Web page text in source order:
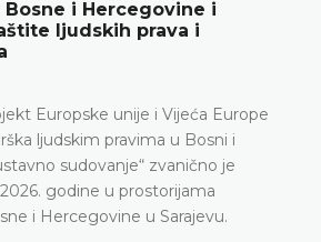
Bosne i Hercegovine je 15. svibnja
suda u 2025. godini, ali i izazovi s kojima
suočava posljednjih godina, naročito
sudačkog sastava